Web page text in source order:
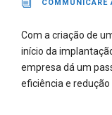
COMMUNICARE
Com a criação de
início da
empresa dá um
eficiência e redução